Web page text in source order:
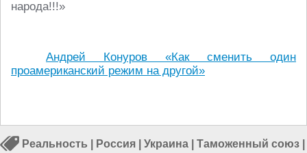
народа!!!»
Андрей Конуров «Как сменить один
проамериканский режим на другой»
Реальность Россия Украина Таможенный союз